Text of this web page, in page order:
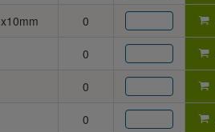
0
0
0
0